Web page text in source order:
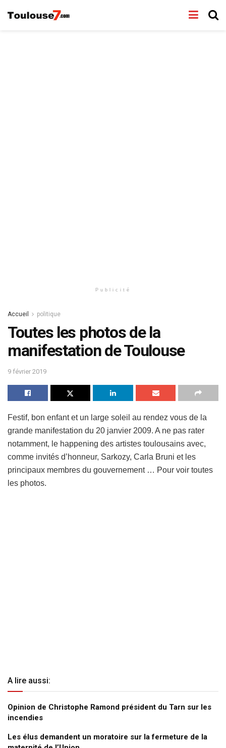
Publicité
Accueil politique
Toutes les photos de la
manifestation de Toulouse
9 février 2019
Festif, bon enfant et un large soleil au rendez vous de la
grande manifestation du 20 janvier 2009. A ne pas rater
notamment, le happening des artistes toulousains avec,
comme invités d’honneur, Sarkozy, Carla Bruni et les
principaux membres du gouvernement … Pour voir toutes
les photos.
A lire aussi:
Opinion de Christophe Ramond président du Tarn sur les
incendies
Les élus demandent un moratoire sur la fermeture de la